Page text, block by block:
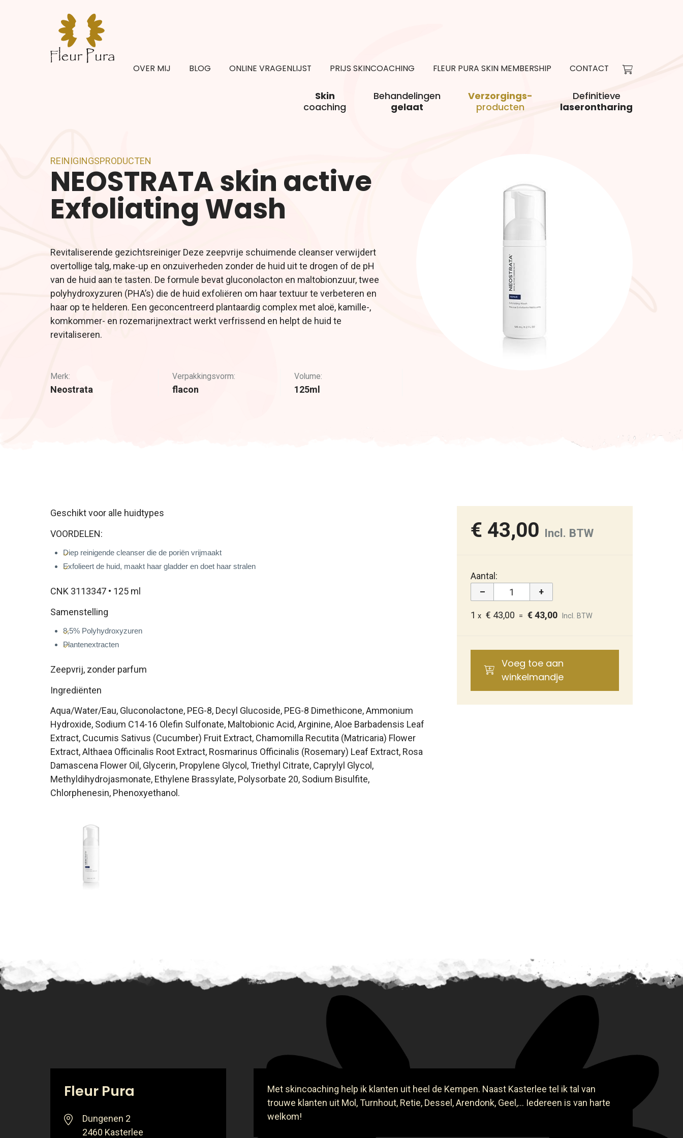
OVER MIJ BLOG ONLINE VRAGENLIJST PRIJS SKINCOACHING FLEUR PURA SKIN MEMBERSHIP CONTACT
Skin
coaching
Behandelingen
gelaat
Verzorgings-
producten
Definitieve
laserontharing
REINIGINGSPRODUCTEN
NEOSTRATA skin active
Exfoliating Wash
Revitaliserende gezichtsreiniger Deze zeepvrije schuimende cleanser verwijdert
overtollige talg, make-up en onzuiverheden zonder de huid uit te drogen of de pH
van de huid aan te tasten. De formule bevat gluconolacton en maltobionzuur, twee
polyhydroxyzuren (PHA’s) die de huid exfoliëren om haar textuur te verbeteren en
haar op te helderen. Een geconcentreerd plantaardig complex met aloë, kamille-,
komkommer- en rozemarijnextract werkt verfrissend en helpt de huid te
revitaliseren.
Merk:
Neostrata
Verpakkingsvorm:
flacon
Volume:
125ml
Geschikt voor alle huidtypes
VOORDELEN:
Diep reinigende cleanser die de poriën vrijmaakt
Exfolieert de huid, maakt haar gladder en doet haar stralen
CNK 3113347 • 125 ml
Samenstelling
8,5% Polyhydroxyzuren
Plantenextracten
Zeepvrij, zonder parfum
Ingrediënten
Aqua/Water/Eau, Gluconolactone, PEG-8, Decyl Glucoside, PEG-8 Dimethicone, Ammonium
Hydroxide, Sodium C14-16 Olefin Sulfonate, Maltobionic Acid, Arginine, Aloe Barbadensis Leaf
Extract, Cucumis Sativus (Cucumber) Fruit Extract, Chamomilla Recutita (Matricaria) Flower
Extract, Althaea Officinalis Root Extract, Rosmarinus Officinalis (Rosemary) Leaf Extract, Rosa
Damascena Flower Oil, Glycerin, Propylene Glycol, Triethyl Citrate, Caprylyl Glycol,
Methyldihydrojasmonate, Ethylene Brassylate, Polysorbate 20, Sodium Bisulfite,
Chlorphenesin, Phenoxyethanol.
€ 43,00 Incl. BTW
Aantal:
–
+
1 x € 43,00 = € 43,00 Incl. BTW
Voeg toe aan
winkelmandje
Fleur Pura
Dungenen 2
2460 Kasterlee
Met skincoaching help ik klanten uit heel de Kempen. Naast Kasterlee tel ik tal van
trouwe klanten uit Mol, Turnhout, Retie, Dessel, Arendonk, Geel,... Iedereen is van harte
welkom!